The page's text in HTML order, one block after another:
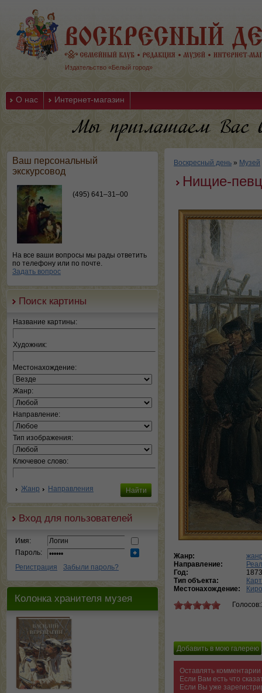
Издательство «Белый город»
О нас Интернет-магазин
Ваш персональный
экскурсовод
(495) 641–31–00
На все ваши вопросы мы рады ответить
по телефону или по почте.
Задать вопрос
Поиск картины
Название картины:
Художник:
Местонахождение:
Жанр:
Направление:
Тип изображения:
Ключевое слово:
Жанр Направления
Вход для пользователей
Имя:
Пароль:
Регистрация
Забыли пароль?
Колонка хранителя музея
Воскресный день » Музей
Нищие-
Жанр:
Направление:
Год:
1873
Тип объекта:
Местонахождение:
Оставлять
Если Вам есть что
Если Вы уже